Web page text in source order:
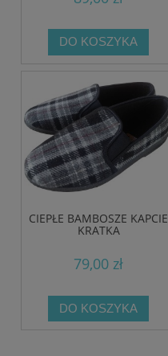
DO KOSZYKA
CIEPŁE BAMBOSZE KAPCIE
KRATKA
79,00 zł
DO KOSZYKA